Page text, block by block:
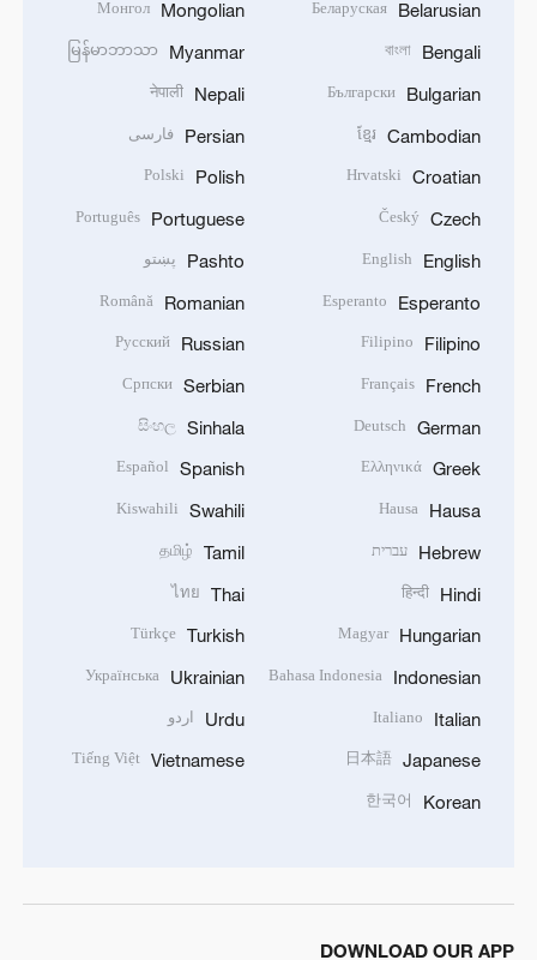
Belarusian
Беларуская
Bengali
বাংলা
Bulgarian
Български
Cambodian
ខ្មែរ
Croatian
Hrvatski
Czech
Český
English
English
Esperanto
Esperanto
Filipino
Filipino
French
Français
German
Deutsch
Greek
Ελληνικά
Hausa
Hausa
Hebrew עברית
Hindi
हिन्दी
Hungarian
Magyar
Indonesian
Bahasa Indonesia
Italian
Italiano
Japanese
日本語
Korean
한국어
Mongolian
Монгол
Myanmar
မြန်မာဘာသာ
Nepali
नेपाली
Persian فارسی
Polish
Polski
Portuguese
Português
Pashto پښتو
Romanian
Română
Russian
Русский
Serbian
Српски
Sinhala
සිංහල
Spanish
Español
Swahili
Kiswahili
Tamil
தமிழ்
Thai
ไทย
Turkish
Türkçe
Ukrainian
Українська
Urdu اردو
Vietnamese
Tiếng Việt
DOWNLOAD OUR APP